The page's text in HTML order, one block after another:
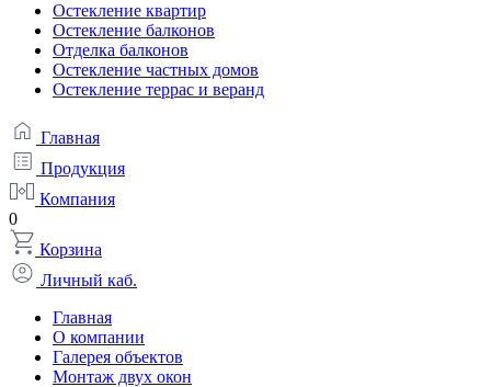
Остекление квартир
Остекление балконов
Отделка балконов
Остекление частных домов
Остекление террас и веранд
Главная
Продукция
Компания
0
Корзина
Личный каб.
Главная
О компании
Галерея объектов
Монтаж двух окон